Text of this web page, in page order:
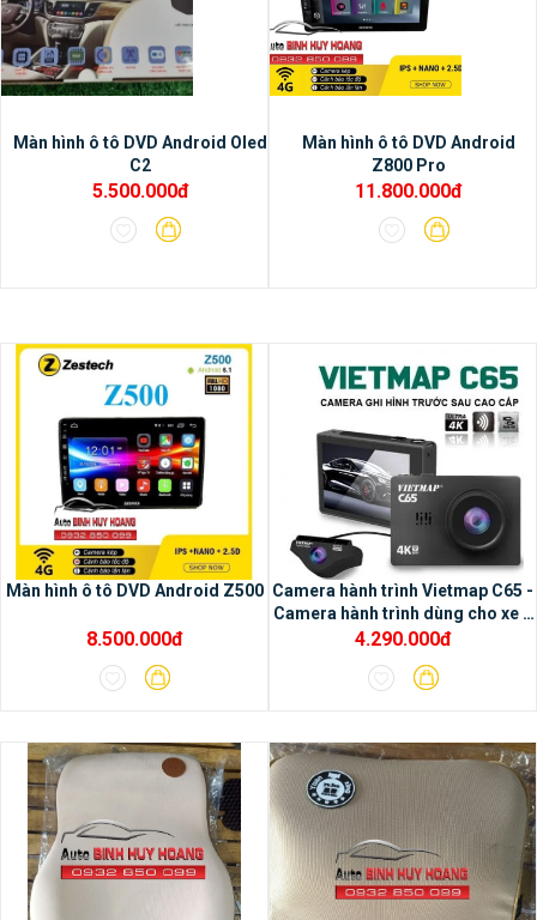
1/ Tiện ích của màng hình
– Trãi nghiệm các ứng dụng đa
tô trở nên sang trọng hơn– Kết nối được
thuận tiện– Sản phẩm chính hãng, thương
hiệu quốc tế, công nghệ Nhật Bản– Gồm
màn hình 9 inch và 10 inch– Độ bền & độ
ổn định cao, cấu hình mạnh mẽ, cảm ứng
mượt mà– Dễ dàng lắp đặt mà không ảnh
hưởng đến các phần thiết bị cơ bản của
Màn hình ô tô DVD Android Oled
C2
5.500.000đ
Màn hình ô tô DVD Android
Z800 Pro
11.800.000đ
Màn hình ô tô DVD Android Z500
8.500.000đ
Camera hành trình Vietmap C65 -
Camera hành trình dùng cho xe ô
tô
4.290.000đ